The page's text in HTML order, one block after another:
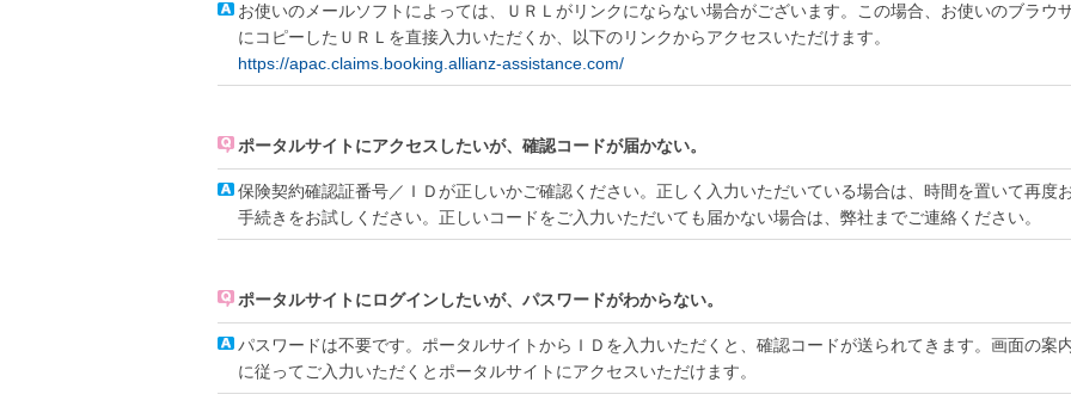
お使いのメールソフトによっては、ＵＲＬがリンクにならない場合がございます。この場合、お使いのブラウ
にコピーしたＵＲＬを直接入力いただくか、以下のリンクからアクセスいただけます。
https://apac.claims.booking.allianz-assistance.com/
ポータルサイトにアクセスしたいが、確認コードが届かない。
保険契約確認証番号／ＩＤが正しいかご確認ください。正しく入力いただいている場合は、時間を置いて再度
手続きをお試しください。正しいコードをご入力いただいても届かない場合は、弊社までご連絡ください。
ポータルサイトにログインしたいが、パスワードがわからない。
パスワードは不要です。ポータルサイトからＩＤを入力いただくと、確認コードが送られてきます。画面の案
に従ってご入力いただくとポータルサイトにアクセスいただけます。